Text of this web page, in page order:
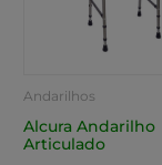
Andarilhos
Alcura Andarilho
Articulado